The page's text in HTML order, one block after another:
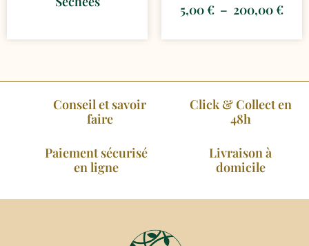
5,00€ – 200,00€
Conseil et savoir
faire
Click & Collect en
48h
Paiement sécurisé
en ligne
Livraison à
domicile